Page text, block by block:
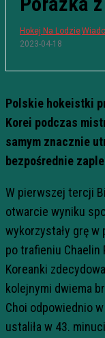
Hokej Na Lodzie
2023-04-18
Polskie hokeistki
Korei podczas
samym znacznie
bezpośrednie
W pierwszej tercji
otwarcie wyniku
wykorzystały grę w
po trafieniu Chaelin
Koreanki
kolejnymi dwiema
Choi odpowiednio
ustaliła w 43.